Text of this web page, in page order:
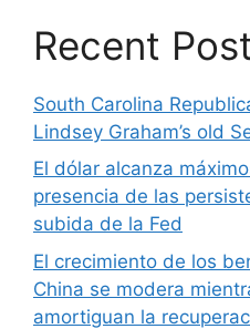
Recent
South Carolina
Lindsey Graham’s old
El dólar alcanza
presencia de las
subida de la Fed
El crecimiento de los
China se modera
amortiguan la